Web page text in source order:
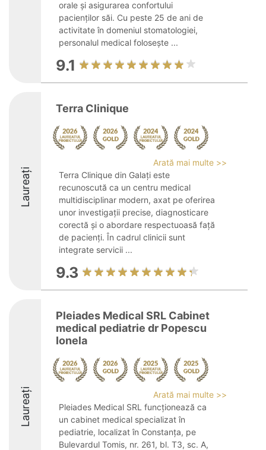
orale și asigurarea confortului
pacienților săi. Cu peste 25 de ani de
activitate în domeniul stomatologiei,
personalul medical folosește ...
9.1
Laureați
Terra Clinique
Arată mai multe >>
Terra Clinique din Galați este
recunoscută ca un centru medical
multidisciplinar modern, axat pe oferirea
unor investigații precise, diagnosticare
corectă și o abordare respectuoasă față
de pacienți. În cadrul clinicii sunt
integrate servicii ...
9.3
Laureați
Pleiades Medical SRL Cabinet
medical pediatrie dr Popescu
Ionela
Arată mai multe >>
Pleiades Medical SRL funcționează ca
un cabinet medical specializat în
pediatrie, localizat în Constanța, pe
Bulevardul Tomis, nr. 261, bl. T3, sc. A,